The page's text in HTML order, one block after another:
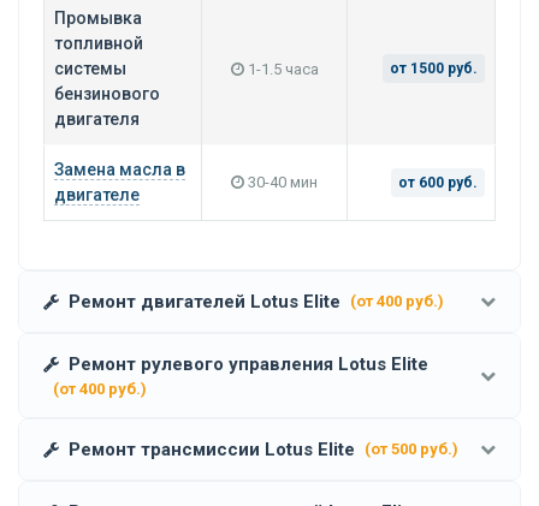
Промывка
топливной
системы
бензинового
двигателя
1-1.5 часа от 1500 руб.
Замена масла в
двигателе
30-40 мин от 600 руб.
Ремонт двигателей Lotus Elite (от 400 руб.)
Ремонт рулевого управления Lotus Elite
(от 400 руб.)
Ремонт трансмиссии Lotus Elite (от 500 руб.)